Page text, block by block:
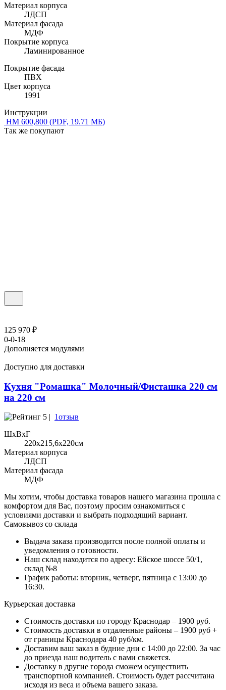
Материал корпуса
ЛДСП
Материал фасада
МДФ
Покрытие корпуса
Ламинированное
Покрытие фасада
ПВХ
Цвет корпуса
1991
Инструкции
НМ 600,800 (PDF, 19.71 МБ)
Так же покупают
125 970 ₽
0-0-18
Дополняется модулями
Доступно для доставки
Кухня "Ромашка" Молочный/Фисташка 220 см
на 220 см
5 | 1отзыв
ШхВхГ
220x215,6х220см
Материал корпуса
ЛДСП
Материал фасада
МДФ
Мы хотим, чтобы доставка товаров нашего магазина прошла с
комфортом для Вас, поэтому просим ознакомиться с
условиями доставки и выбрать подходящий вариант.
Самовывоз со склада
Выдача заказа производится после полной оплаты и
уведомления о готовности.
Наш склад находится по адресу: Ейское шоссе 50/1,
склад №8
График работы: вторник, четверг, пятница с 13:00 до
16:30.
Курьерская доставка
Стоимость доставки по городу Краснодар – 1900 руб.
Стоимость доставки в отдаленные районы – 1900 руб +
от границы Краснодара 40 руб/км.
Доставим ваш заказ в будние дни с 14:00 до 22:00. За час
до приезда наш водитель с вами свяжется.
Доставку в другие города сможем осуществить
транспортной компанией. Стоимость будет рассчитана
исходя из веса и объема вашего заказа.